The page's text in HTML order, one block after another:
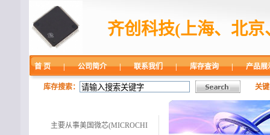
齐创科技(上海、北
首 页 | 公司简介 | 联系我们 | 库存查询 | 产品展
库存搜索： 关
主要从事美国微芯(MICROCHI